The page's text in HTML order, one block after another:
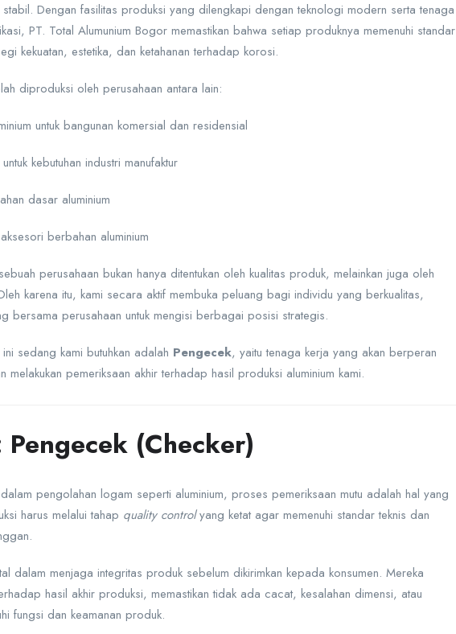
Dengan fasilitas produksi yang dilengkapi dengan teknologi modern serta tenaga
PT. Total Alumunium Bogor memastikan bahwa setiap produknya memenuhi standar
kekuatan, estetika, dan ketahanan terhadap korosi.
diproduksi oleh perusahaan antara lain:
untuk bangunan komersial dan residensial
kebutuhan industri manufaktur
dasar aluminium
berbahan aluminium
perusahaan bukan hanya ditentukan oleh kualitas produk, melainkan juga oleh
karena itu, kami secara aktif membuka peluang bagi individu yang berkualitas,
bersama perusahaan untuk mengisi berbagai posisi strategis.
sedang kami butuhkan adalah Pengecek, yaitu tenaga kerja yang akan berperan
pemeriksaan akhir terhadap hasil produksi aluminium kami.
(Checker)
pengolahan logam seperti aluminium, proses pemeriksaan mutu adalah hal yang
harus melalui tahap quality controlyang ketat agar memenuhi standar teknis dan
dalam menjaga integritas produk sebelum dikirimkan kepada konsumen. Mereka
hasil akhir produksi, memastikan tidak ada cacat, kesalahan dimensi, atau
fungsi dan keamanan produk.